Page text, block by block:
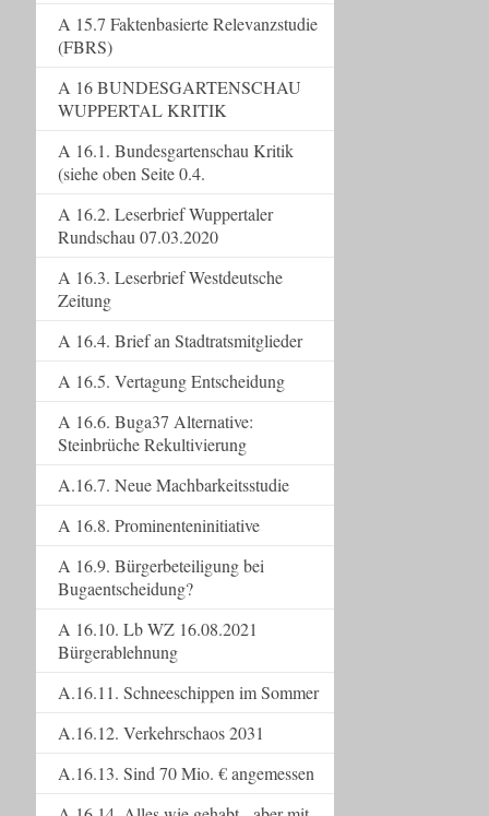
A 15.7 Faktenbasierte Relevanzstudie
(FBRS)
A 16 BUNDESGARTENSCHAU
WUPPERTAL KRITIK
A 16.1. Bundesgartenschau Kritik
(siehe oben Seite 0.4.
A 16.2. Leserbrief Wuppertaler
Rundschau 07.03.2020
A 16.3. Leserbrief Westdeutsche
Zeitung
A 16.4. Brief an Stadtratsmitglieder
A 16.5. Vertagung Entscheidung
A 16.6. Buga37 Alternative:
Steinbrüche Rekultivierung
A.16.7. Neue Machbarkeitsstudie
A 16.8. Prominenteninitiative
A 16.9. Bürgerbeteiligung bei
Bugaentscheidung?
A 16.10. Lb WZ 16.08.2021
Bürgerablehnung
A.16.11. Schneeschippen im Sommer
A.16.12. Verkehrschaos 2031
A.16.13. Sind 70 Mio. € angemessen